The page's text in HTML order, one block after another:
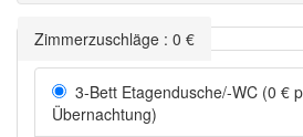
Zimmerzuschläge : 0 €
3-Bett Etagendusche/-WC (0 €
Übernachtung)